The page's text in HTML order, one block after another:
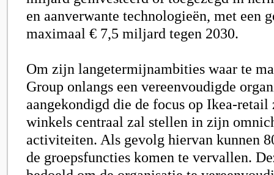
en aanverwante technologieën, met een
maximaal € 7,5 miljard tegen 2030.
Om zijn langetermijnambities waar te
Group onlangs een vereenvoudigde
aangekondigd die de focus op Ikea-retail
winkels centraal zal stellen in zijn
activiteiten. Als gevolg hiervan kunnen
de groepsfuncties komen te vervallen.